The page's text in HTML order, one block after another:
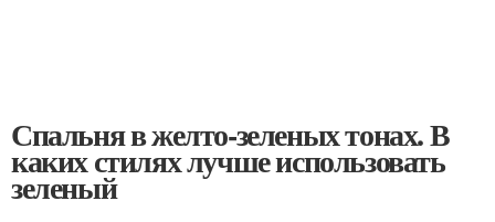
Спальня в желто-зеленых тонах. В
каких стилях лучше использовать
зеленый